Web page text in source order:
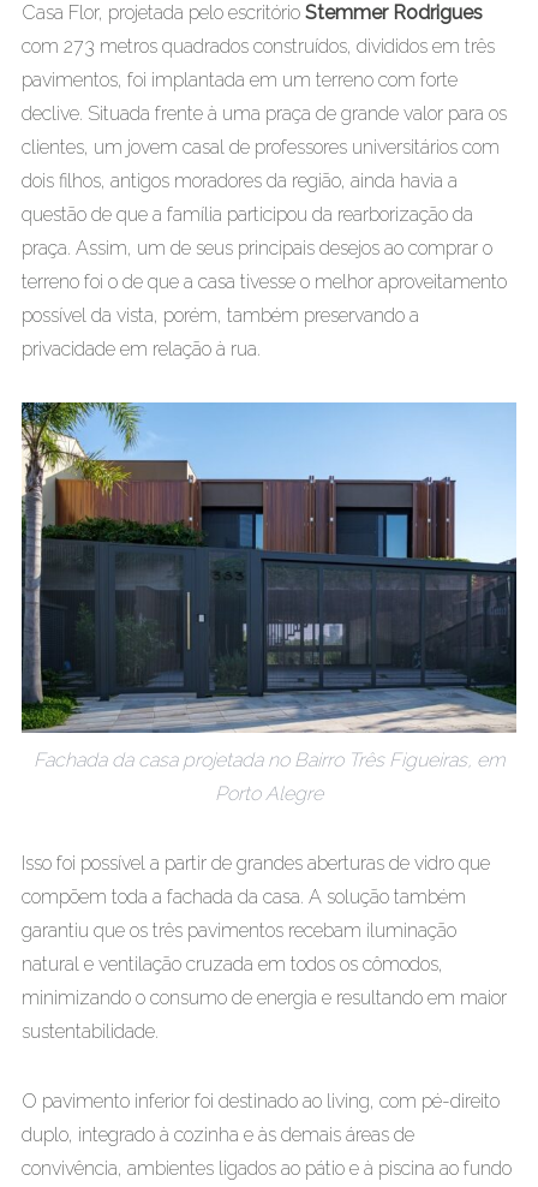
Casa Flor, projetada pelo escritório Stemmer Rodrigues
com 273 metros quadrados construídos, divididos em três
pavimentos, foi implantada em um terreno com forte
declive. Situada frente à uma praça de grande valor para os
clientes, um jovem casal de professores universitários com
dois filhos, antigos moradores da região, ainda havia a
questão de que a família participou da rearborização da
praça. Assim, um de seus principais desejos ao comprar o
terreno foi o de que a casa tivesse o melhor aproveitamento
possível da vista, porém, também preservando a
privacidade em relação à rua.
Fachada da casa projetada no Bairro Três Figueiras, em
Porto Alegre
Isso foi possível a partir de grandes aberturas de vidro que
compõem toda a fachada da casa. A solução também
garantiu que os três pavimentos recebam iluminação
natural e ventilação cruzada em todos os cômodos,
minimizando o consumo de energia e resultando em maior
sustentabilidade.
O pavimento inferior foi destinado ao living, com pé-direito
duplo, integrado à cozinha e às demais áreas de
convivência, ambientes ligados ao pátio e à piscina ao fundo